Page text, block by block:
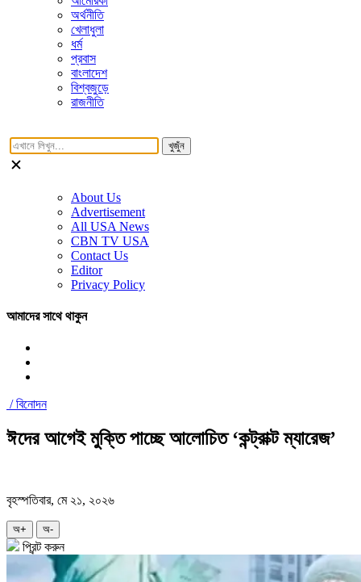
অর্থনীতি
খেলাধুলা
ধর্ম
প্রবাস
বাংলাদেশ
বিশ্বজুড়ে
রাজনীতি
খুজুঁন
About Us
Advertisement
All USA News
CBN TV USA
Contact Us
Editor
Privacy Policy
আমাদের সাথে থাকুন
/বিনোদন
ঈদের আগেই মুক্তি পাচ্ছে আলোচিত ‘কন্ট্রাক্ট ম্যারেজ’
বৃহস্পতিবার, মে ২১, ২০২৬
অ+ অ-
প্রিন্ট করুন